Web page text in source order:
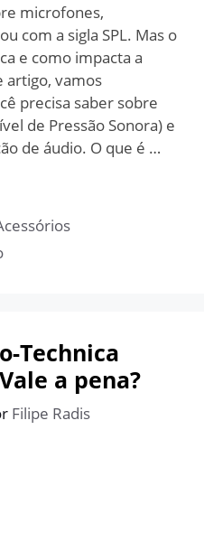
microfones,
com a sigla SPL. Mas o
e como impacta a
artigo, vamos
precisa saber sobre
de Pressão Sonora) e
de áudio. O que é …
Technica
a pena?
Filipe Radis